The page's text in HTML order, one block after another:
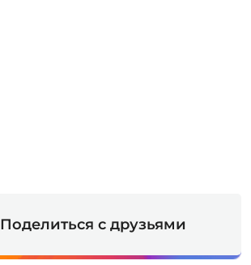
Поделиться с друзьями